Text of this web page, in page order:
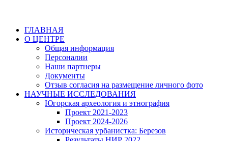
ГЛАВНАЯ
О ЦЕНТРЕ
Общая информация
Персоналии
Наши партнеры
Документы
Отзыв согласия на размещение личного фото
НАУЧНЫЕ ИССЛЕДОВАНИЯ
Югорская археология и этнография
Проект 2021-2023
Проект 2024-2026
Историческая урбанистка: Березов